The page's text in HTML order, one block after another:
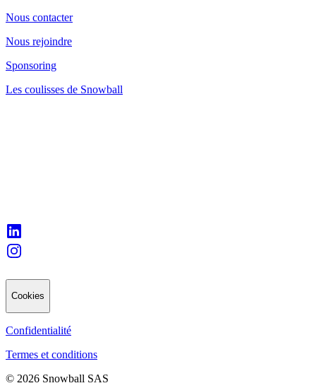
Nous contacter
Nous rejoindre
Sponsoring
Les coulisses de Snowball
Cookies
Confidentialité
Termes et conditions
© 2026 Snowball SAS